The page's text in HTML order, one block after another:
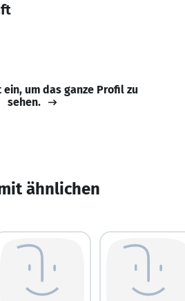
ein, um das ganze Profil zu
sehen.
ähnlichen